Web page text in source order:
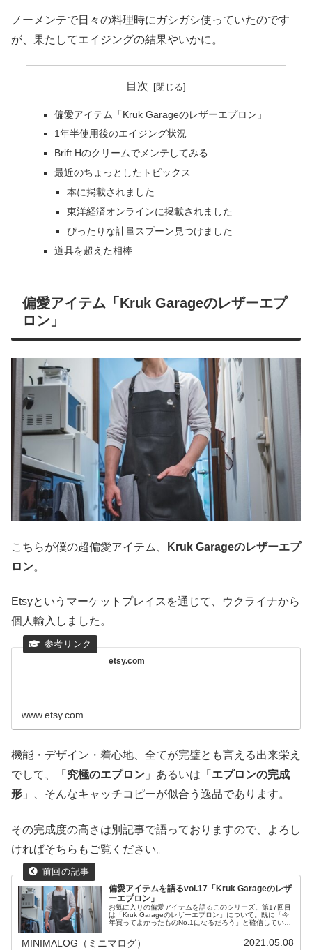
ノーメンテで日々の料理時にガシガシ使っていたのです
が、果たしてエイジングの結果やいかに。
目次
偏愛アイテム「Kruk Garageのレザーエプロン」
1年半使用後のエイジング状況
Brift Hのクリームでメンテしてみる
最近のちょっとしたトピックス
本に掲載されました
東洋経済オンラインに掲載されました
ぴったりな計量スプーン見つけました
道具を超えた相棒
偏愛アイテム「Kruk Garageのレザーエプ
ロン」
こちらが僕の超偏愛アイテム、
Kruk Garageのレザーエプ
ロン。
Etsyというマーケットプレイスを通じて、ウクライナから
個人輸入しました。
etsy.com
www.etsy.com
機能・デザイン・着心地、全てが完璧とも言える出来栄え
でして、「 究極のエプロン 」あるいは「 エプロンの完成
形 」、そんなキャッチコピーが似合う逸品であります。
その完成度の高さは別記事で語っておりますので、よろし
ければそちらもご覧ください。
偏愛アイテムを語るvol.17「Kruk Garageのレザ
ーエプロン」
お気に入りの偏愛アイテムを語るこのシリーズ。第17回目
は「Kruk Garageのレザーエプロン」について。既に「今
年買ってよかったものNo.1になるだろう」と確信している
ン」と言えます。
MINIMALOG（ミニマログ） 2021.05.08